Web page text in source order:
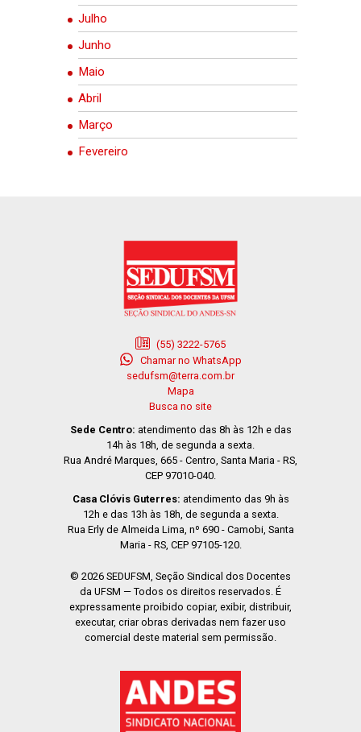
Julho
Junho
Maio
Abril
Março
Fevereiro
(55) 3222-5765
Chamar no WhatsApp
sedufsm@terra.com.br
Mapa
Busca no site
Sede Centro: atendimento das 8h às 12h e das
14h às 18h, de segunda a sexta.
Rua André Marques, 665 - Centro, Santa Maria - RS,
CEP 97010-040.
Casa Clóvis Guterres: atendimento das 9h às
12h e das 13h às 18h, de segunda a sexta.
Rua Erly de Almeida Lima, nº 690 - Camobi, Santa
Maria - RS, CEP 97105-120.
© 2026 SEDUFSM, Seção Sindical dos Docentes
da UFSM — Todos os direitos reservados. É
expressamente proibido copiar, exibir, distribuir,
executar, criar obras derivadas nem fazer uso
comercial deste material sem permissão.